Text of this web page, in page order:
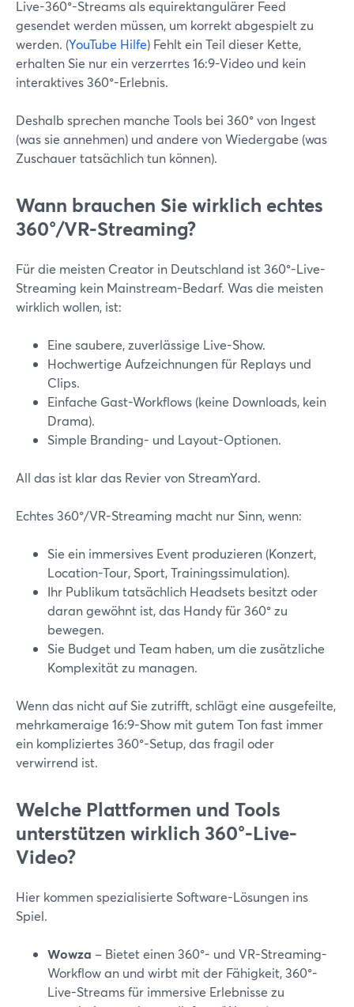
Live-360°-Streams als equirektangulärer Feed
gesendet werden müssen, um korrekt abgespielt zu
werden. (YouTube Hilfe) Fehlt ein Teil dieser Kette,
erhalten Sie nur ein verzerrtes 16:9-Video und kein
interaktives 360°-Erlebnis.
Deshalb sprechen manche Tools bei 360° von Ingest
(was sie annehmen) und andere von Wiedergabe (was
Zuschauer tatsächlich tun können).
Wann brauchen Sie wirklich echtes
360°/VR-Streaming?
Für die meisten Creator in Deutschland ist 360°-Live-
Streaming kein Mainstream-Bedarf. Was die meisten
wirklich wollen, ist:
Eine saubere, zuverlässige Live-Show.
Hochwertige Aufzeichnungen für Replays und
Clips.
Einfache Gast-Workflows (keine Downloads, kein
Drama).
Simple Branding- und Layout-Optionen.
All das ist klar das Revier von StreamYard.
Echtes 360°/VR-Streaming macht nur Sinn, wenn:
Sie ein immersives Event produzieren (Konzert,
Location-Tour, Sport, Trainingssimulation).
Ihr Publikum tatsächlich Headsets besitzt oder
daran gewöhnt ist, das Handy für 360° zu
bewegen.
Sie Budget und Team haben, um die zusätzliche
Komplexität zu managen.
Wenn das nicht auf Sie zutrifft, schlägt eine ausgefeilte,
mehrkameraige 16:9-Show mit gutem Ton fast immer
ein kompliziertes 360°-Setup, das fragil oder
verwirrend ist.
Welche Plattformen und Tools
unterstützen wirklich 360°-Live-
Video?
Hier kommen spezialisierte Software-Lösungen ins
Spiel.
Wowza – Bietet einen 360°- und VR-Streaming-
Workflow an und wirbt mit der Fähigkeit, 360°-
Live-Streams für immersive Erlebnisse zu